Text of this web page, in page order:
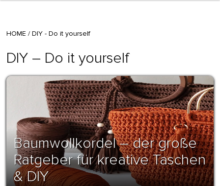
HOME / DIY - Do it yourself
DIY – Do it yourself
Baumwollkordel – der große
Ratgeber für kreative Taschen
& DIY